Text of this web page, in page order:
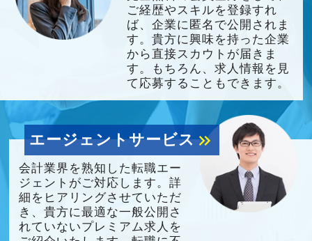
良くも悪くも“おせっかい”な人が多く、お客様の
ために、一緒に働く仲間のために、本気になれ
る熱い人が多いです。
昇格のスピードも早く、やりがいや成長してい
る実感が得られやすい職場です。
等級制度でキャリアアップの道筋が明確になっ
ているので、目標を立ててどんどん達成してい
きましょう！
「こういうことをやってみたい！」という強い
思いがある人、大歓迎です！
ご経歴やスキルを登録すれ
ば、企業に匿名で公開されま
す。貴方に興味を持った企業
から直接スカウトが届きま
す。もちろん、求人情報を見
て応募することもできます。
エージェントサービスkeyboard_double_arrow_right
会計業界を熟知した転職エー
ジェントがご対応します。詳
細をヒアリングさせていただ
き、貴方に最適な一般公開さ
れていないプレミアム求人を